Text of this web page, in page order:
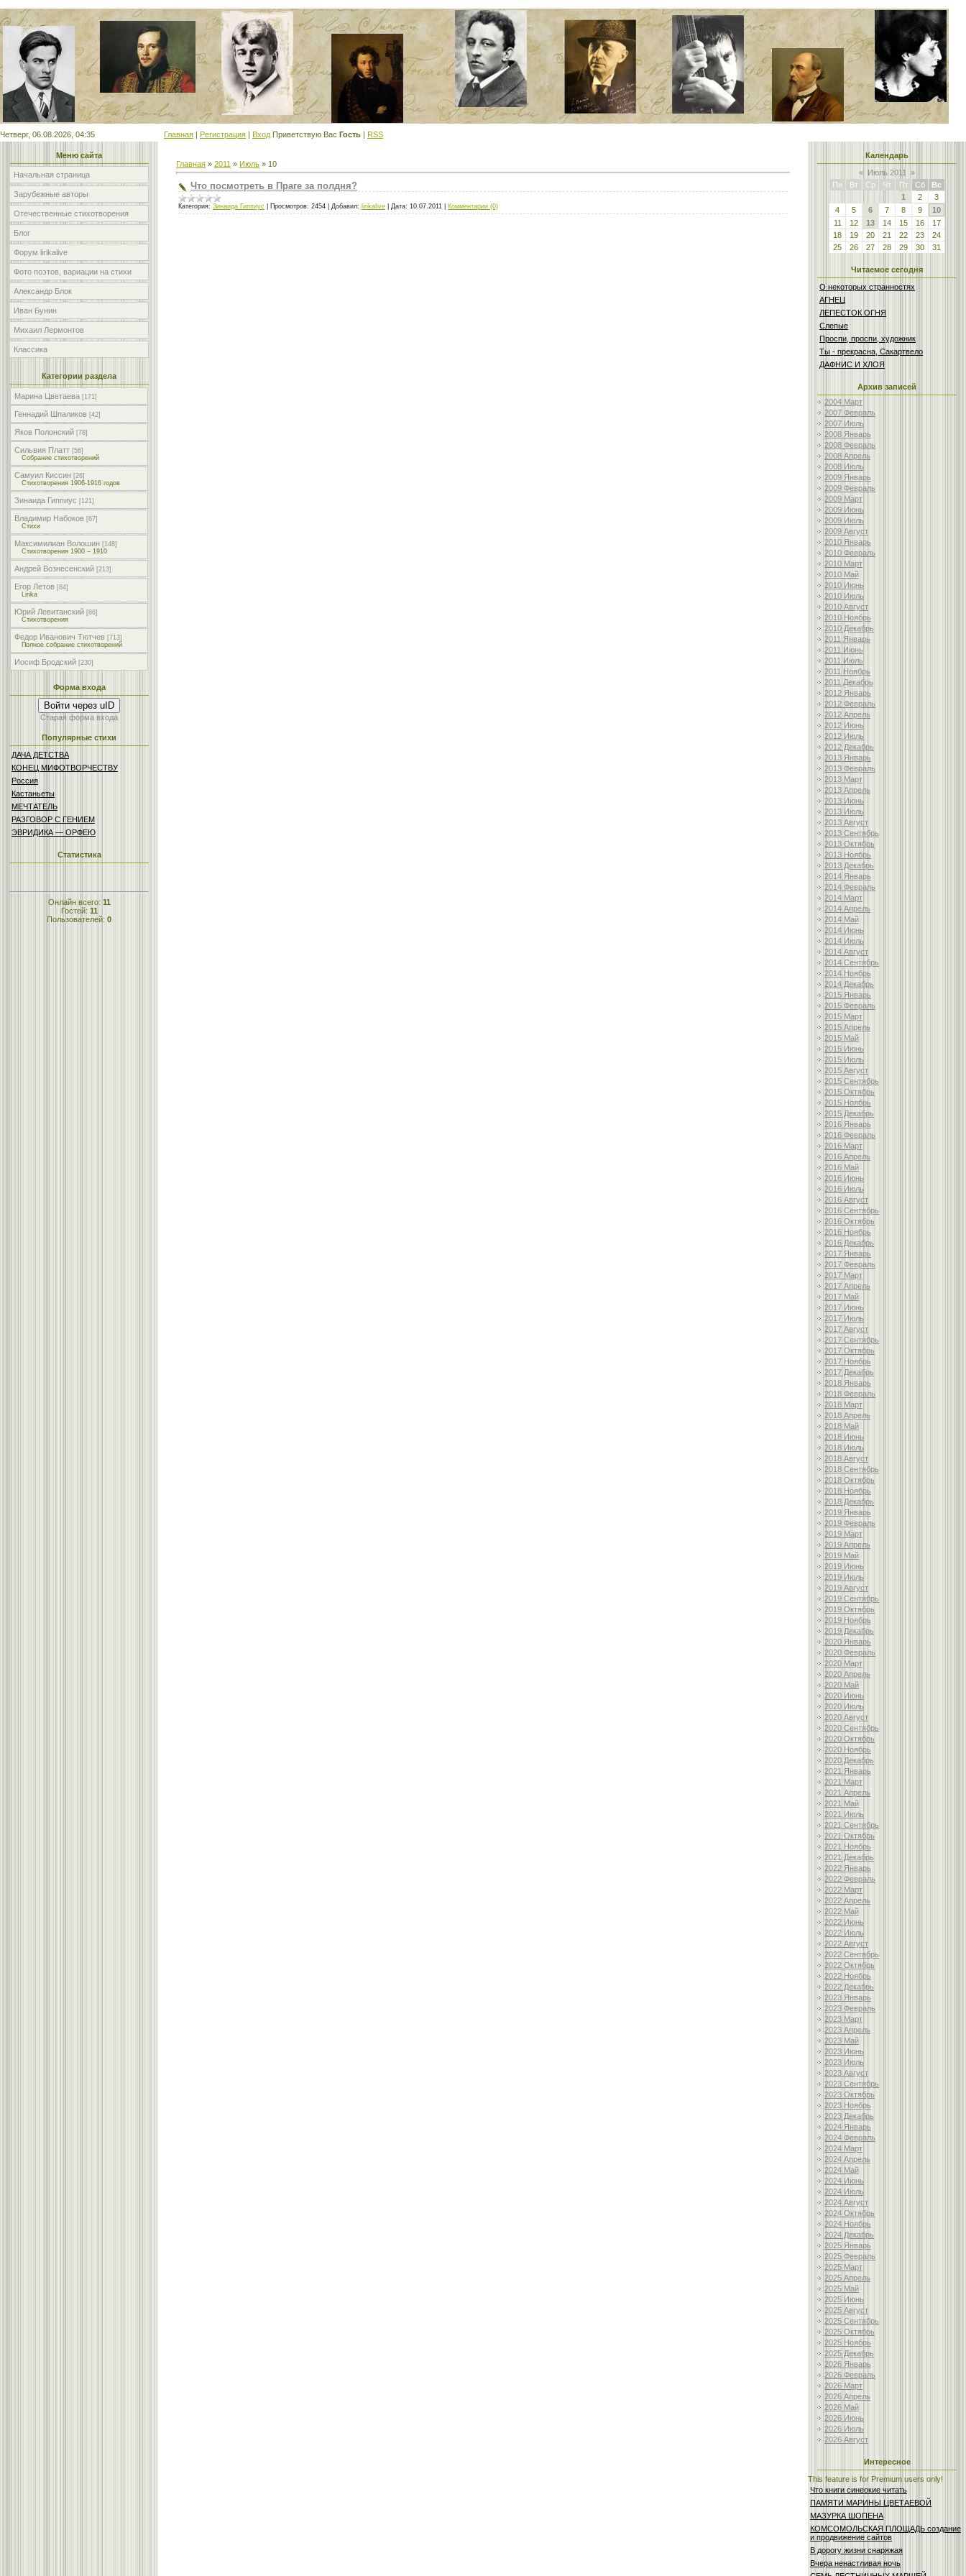
Четверг, 06.08.2026, 04:35 Главная | Регистрация | Вход Приветствую Вас Гость | RSS
Меню сайта
Начальная страница
Зарубежные авторы
Отечественные стихотворения
Блог
Форум lirikalive
Фото поэтов, вариации на стихи
Александр Блок
Иван Бунин
Михаил Лермонтов
Классика
Категории раздела
Марина Цветаева [171]
Геннадий Шпаликов [42]
Яков Полонский [78]
Сильвия Платт [56]
Собрание стихотворений
Самуил Киссин [26]
Стихотворения 1906-1916 годов
Зинаида Гиппиус [121]
Владимир Набоков [67]
Стихи
Максимилиан Волошин [148]
Стихотворения 1900 – 1910
Андрей Вознесенский [213]
Егор Летов [84]
Lirika
Юрий Левитанский [86]
Стихотворения
Федор Иванович Тютчев [713]
Полное собрание стихотворений
Иосиф Бродский [230]
Форма входа
Войти через uID
Старая форма входа
Популярные стихи
ДАЧА ДЕТСТBА
КОНЕЦ МИФОТВОРЧЕСТВУ
Россия
Кастаньеты
МЕЧТАТЕЛЬ
РАЗГОВОР С ГЕНИЕМ
ЭВРИДИКА — ОРФЕЮ
Статистика
Онлайн всего: 11
Гостей: 11
Пользователей: 0
Главная » 2011 » Июль » 10
Что посмотреть в Праге за полдня?
Категория: Зинаида Гиппиус Просмотров: 2454 Добавил: lirikalive Дата: 10.07.2011 Комментарии (0)
Календарь
« Июль 2011
»
Пн
Вт Ср Чт Пт Сб
Вс
1
2
3
4
5 6 7 8 9
10
11
12 13 14 15 16
17
18
19 20 21 22 23
24
25
26 27 28 29 30 31
Читаемое сегодня
О некоторых странностях
АГНЕЦ
ЛЕПЕСТОК ОГНЯ
Слепые
Проспи, проспи, художник
Ты - прекрасна, Сакартвело
ДАФНИС И ХЛОЯ
Архив записей
2004 Март
2007 Февраль
2007 Июль
2008 Январь
2008 Февраль
2008 Апрель
2008 Июль
2009 Январь
2009 Февраль
2009 Март
2009 Июнь
2009 Июль
2009 Август
2010 Январь
2010 Февраль
2010 Март
2010 Май
2010 Июнь
2010 Июль
2010 Август
2010 Ноябрь
2010 Декабрь
2011 Январь
2011 Июнь
2011 Июль
2011 Ноябрь
2011 Декабрь
2012 Январь
2012 Февраль
2012 Апрель
2012 Июнь
2012 Июль
2012 Декабрь
2013 Январь
2013 Февраль
2013 Март
2013 Апрель
2013 Июнь
2013 Июль
2013 Август
2013 Сентябрь
2013 Октябрь
2013 Ноябрь
2013 Декабрь
2014 Январь
2014 Февраль
2014 Март
2014 Апрель
2014 Май
2014 Июнь
2014 Июль
2014 Август
2014 Сентябрь
2014 Ноябрь
2014 Декабрь
2015 Январь
2015 Февраль
2015 Март
2015 Апрель
2015 Май
2015 Июнь
2015 Июль
2015 Август
2015 Сентябрь
2015 Октябрь
2015 Ноябрь
2015 Декабрь
2016 Январь
2016 Февраль
2016 Март
2016 Апрель
2016 Май
2016 Июнь
2016 Июль
2016 Август
2016 Сентябрь
2016 Октябрь
2016 Ноябрь
2016 Декабрь
2017 Январь
2017 Февраль
2017 Март
2017 Апрель
2017 Май
2017 Июнь
2017 Июль
2017 Август
2017 Сентябрь
2017 Октябрь
2017 Ноябрь
2017 Декабрь
2018 Январь
2018 Февраль
2018 Март
2018 Апрель
2018 Май
2018 Июнь
2018 Июль
2018 Август
2018 Сентябрь
2018 Октябрь
2018 Ноябрь
2018 Декабрь
2019 Январь
2019 Февраль
2019 Март
2019 Апрель
2019 Май
2019 Июнь
2019 Июль
2019 Август
2019 Сентябрь
2019 Октябрь
2019 Ноябрь
2019 Декабрь
2020 Январь
2020 Февраль
2020 Март
2020 Апрель
2020 Май
2020 Июнь
2020 Июль
2020 Август
2020 Сентябрь
2020 Октябрь
2020 Ноябрь
2020 Декабрь
2021 Январь
2021 Март
2021 Апрель
2021 Май
2021 Июль
2021 Сентябрь
2021 Октябрь
2021 Ноябрь
2021 Декабрь
2022 Январь
2022 Февраль
2022 Март
2022 Апрель
2022 Май
2022 Июнь
2022 Июль
2022 Август
2022 Сентябрь
2022 Октябрь
2022 Ноябрь
2022 Декабрь
2023 Январь
2023 Февраль
2023 Март
2023 Апрель
2023 Май
2023 Июнь
2023 Июль
2023 Август
2023 Сентябрь
2023 Октябрь
2023 Ноябрь
2023 Декабрь
2024 Январь
2024 Февраль
2024 Март
2024 Апрель
2024 Май
2024 Июнь
2024 Июль
2024 Август
2024 Октябрь
2024 Ноябрь
2024 Декабрь
2025 Январь
2025 Февраль
2025 Март
2025 Апрель
2025 Май
2025 Июнь
2025 Август
2025 Сентябрь
2025 Октябрь
2025 Ноябрь
2025 Декабрь
2026 Январь
2026 Февраль
2026 Март
2026 Апрель
2026 Май
2026 Июнь
2026 Июль
2026 Август
Интересное
This feature is for Premium users only!
Что книги синеокие читать
ПАМЯТИ МАРИНЫ ЦВЕТАЕВОЙ
МАЗУРКА ШОПЕНА
КОМСОМОЛЬСКАЯ ПЛОЩАДЬ создание
и продвижение сайтов
В дорогу жизни снаряжая
Вчера ненастливая ночь